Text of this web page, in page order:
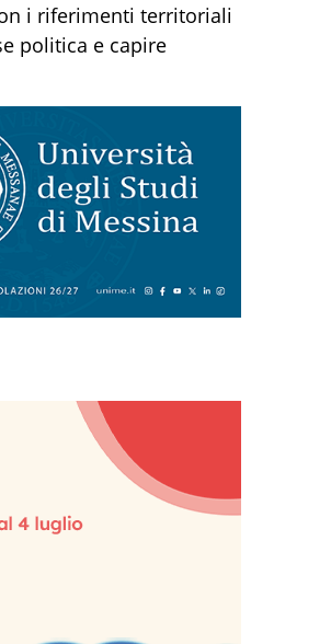
i riferimenti territoriali
politica e capire